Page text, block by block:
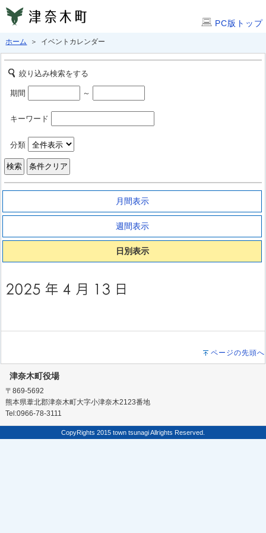
PC版トップ
ホーム ＞ イベントカレンダー
絞り込み検索をする
期間 ～
キーワード
分類
月間表示
週間表示
日別表示
ページの先頭へ
津奈木町役場
〒869-5692
熊本県葦北郡津奈木町大字小津奈木2123番地
Tel:0966-78-3111
CopyRights 2015 town tsunagi Allrights Reserved.